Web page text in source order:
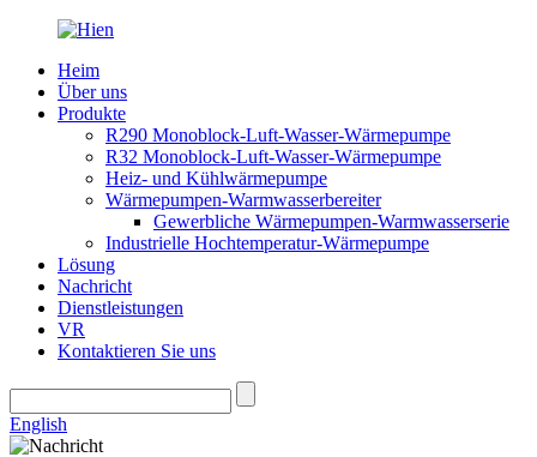
Heim
Über uns
Produkte
R290 Monoblock-Luft-Wasser-Wärmepumpe
R32 Monoblock-Luft-Wasser-Wärmepumpe
Heiz- und Kühlwärmepumpe
Wärmepumpen-Warmwasserbereiter
Gewerbliche Wärmepumpen-Warmwasserserie
Industrielle Hochtemperatur-Wärmepumpe
Lösung
Nachricht
Dienstleistungen
VR
Kontaktieren Sie uns
English